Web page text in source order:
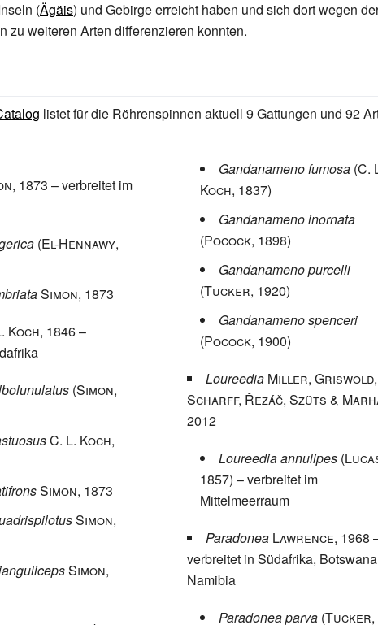
(Ägäis) und Gebirge erreicht haben und sich dort wegen
zu weiteren Arten differenzieren konnten.
listet für die Röhrenspinnen aktuell 9 Gattungen und 92
, 1873 – verbreitet im
(El-Hennawy,
Simon, 1873
Koch, 1846–
(Simon,
C. L. Koch,
Simon, 1873
Simon,
Simon,
Gandanameno fumosa (C.
Koch, 1837)
Gandanameno inornata
(Pocock, 1898)
Gandanameno purcelli
(Tucker, 1920)
Gandanameno spenceri
(Pocock, 1900)
Loureedia Miller, Griswold,
Scharff, Řezáč, Szüts &
2012
Loureedia annulipes
1857) – verbreitet im
Mittelmeerraum
Paradonea Lawrence, 1968
verbreitet in Südafrika,
Namibia
Paradonea parva (Tucker,